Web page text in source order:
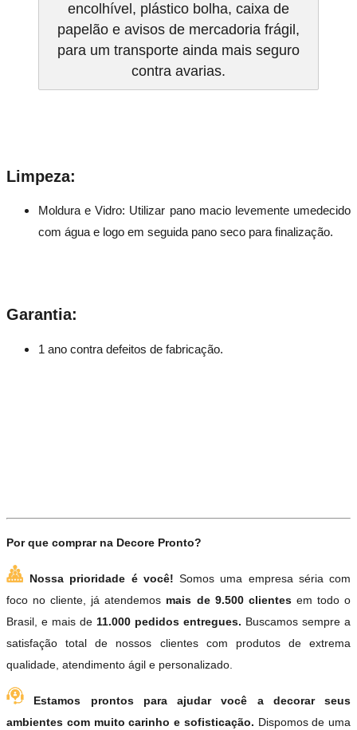
encolhível, plástico bolha, caixa de
papelão e avisos de mercadoria frágil,
para um transporte ainda mais seguro
contra avarias.
Limpeza:
Moldura e Vidro: Utilizar pano macio levemente umedecido
com água e logo em seguida pano seco para finalização.
Garantia:
1 ano contra defeitos de fabricação.
Por que comprar na Decore Pronto?
Nossa prioridade é você!Somos uma empresa séria com
foco no cliente, já atendemos mais de 9.500 clientesem todo o
Brasil, e mais de 11.000 pedidos entregues. Buscamos sempre a
satisfação total de nossos clientes com produtos de extrema
qualidade, atendimento ágil e personalizado.
Estamos prontos para ajudar você a decorar seus
ambientes com muito carinho e sofisticação. Dispomos de uma